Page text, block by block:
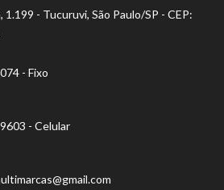
1.199 - Tucuruvi, São Paulo/SP - CEP:
- Fixo
- Celular